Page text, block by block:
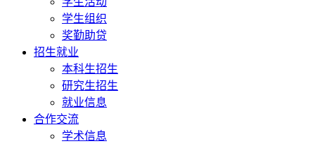
学生组织
奖勤助贷
招生就业
本科生招生
研究生招生
就业信息
合作交流
学术信息